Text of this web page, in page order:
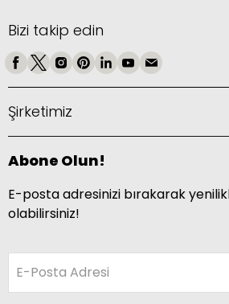
Bizi takip edin
Şirketimiz
Abone Olun!
E-posta adresinizi bırakarak
olabilirsiniz!
E-Posta Adresi